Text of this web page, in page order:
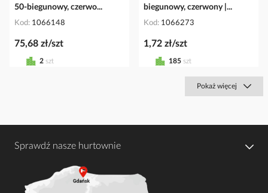
50-biegunowy, czerwo...
Kod 1066148
75,68 zł/szt
2 szt
biegunowy, czerwony |...
Kod 1066273
1,72 zł/szt
185 szt
Pokaż więcej
Sprawdź nasze hurtownie